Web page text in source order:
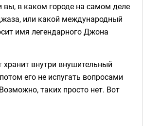
вы, в каком городе на самом деле
или какой международный
имя легендарного Джона
внутри внушительный
его не испугать вопросами
таких просто нет. Вот